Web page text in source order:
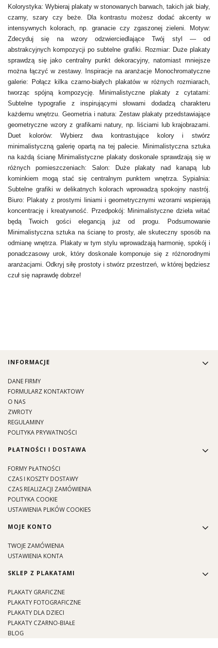
Kolorystyka: Wybieraj plakaty w stonowanych barwach, takich jak biały,
czarny, szary czy beże. Dla kontrastu możesz dodać akcenty w
intensywnych kolorach, np. granacie czy zgaszonej zieleni. Motyw:
Zdecyduj się na wzory odzwierciedlające Twój styl — od
abstrakcyjnych kompozycji po subtelne grafiki. Rozmiar: Duże plakaty
sprawdzą się jako centralny punkt dekoracyjny, natomiast mniejsze
można łączyć w zestawy. Inspiracje na aranżacje Monochromatyczne
galerie: Połącz kilka czarno-białych plakatów w różnych rozmiarach,
tworząc spójną kompozycję. Minimalistyczne plakaty z cytatami:
Subtelne typografie z inspirującymi słowami dodadzą charakteru
każdemu wnętrzu. Geometria i natura: Zestaw plakaty przedstawiające
geometryczne wzory z grafikami natury, np. liściami lub krajobrazami.
Duet kolorów: Wybierz dwa kontrastujące kolory i stwórz
minimalistyczną galerię opartą na tej palecie. Minimalistyczna sztuka
na każdą ścianę Minimalistyczne plakaty doskonale sprawdzają się w
różnych pomieszczeniach: Salon: Duże plakaty nad kanapą lub
kominkiem mogą stać się centralnym punktem wnętrza. Sypialnia:
Subtelne grafiki w delikatnych kolorach wprowadzą spokojny nastrój.
Biuro: Plakaty z prostymi liniami i geometrycznymi wzorami wspierają
koncentrację i kreatywność. Przedpokój: Minimalistyczne dzieła witać
będą Twoich gości elegancją już od progu. Podsumowanie
Minimalistyczna sztuka na ścianę to prosty, ale skuteczny sposób na
odmianę wnętrza. Plakaty w tym stylu wprowadzają harmonię, spokój i
ponadczasowy urok, który doskonale komponuje się z różnorodnymi
aranżacjami. Odkryj siłę prostoty i stwórz przestrzeń, w której będziesz
czuł się naprawdę dobrze!
Linki w stopce
INFORMACJE
DANE FIRMY
FORMULARZ KONTAKTOWY
O NAS
ZWROTY
REGULAMINY
POLITYKA PRYWATNOŚCI
PŁATNOŚCI I DOSTAWA
FORMY PŁATNOŚCI
CZAS I KOSZTY DOSTAWY
CZAS REALIZACJI ZAMÓWIENIA
POLITYKA COOKIE
USTAWIENIA PLIKÓW COOKIES
MOJE KONTO
TWOJE ZAMÓWIENIA
USTAWIENIA KONTA
SKLEP Z PLAKATAMI
PLAKATY GRAFICZNE
PLAKATY FOTOGRAFICZNE
PLAKATY DLA DZIECI
PLAKATY CZARNO-BIAŁE
BLOG